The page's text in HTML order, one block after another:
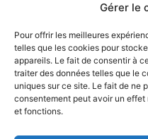
Gérer le
Pour offrir les meilleures
telles que les cookies pour
appareils. Le fait de consentir à
traiter des données telles que le
uniques sur ce site. Le fait de ne
consentement peut avoir un
et fonctions.
Page
CONTACT
MENTIONS LÉGALES